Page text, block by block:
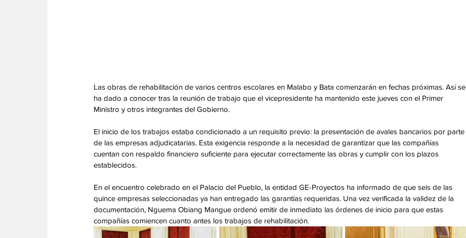
Las obras de rehabilitación de varios centros escolares en Malabo y Bata comenzarán en fechas próximas. Así se
ha dado a conocer tras la reunión de trabajo que el vicepresidente ha mantenido este jueves con el Primer
Ministro y otros integrantes del Gobierno.
El inicio de los trabajos estaba condicionado a un requisito previo: la presentación de avales bancarios por parte
de las empresas adjudicatarias. Esta exigencia responde a la necesidad de garantizar que las compañías
cuentan con respaldo financiero suficiente para ejecutar correctamente las obras y cumplir con los plazos
establecidos.
En el encuentro celebrado en el Palacio del Pueblo, la entidad GE-Proyectos ha informado de que seis de las
quince empresas seleccionadas ya han entregado las garantías requeridas. Una vez verificada la validez de la
documentación, Nguema Obiang Mangue ordenó emitir de inmediato las órdenes de inicio para que estas
compañías comiencen cuanto antes los trabajos de rehabilitación.